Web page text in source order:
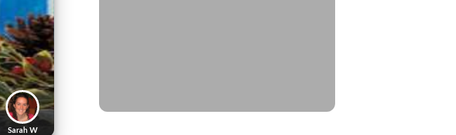
Sarah W